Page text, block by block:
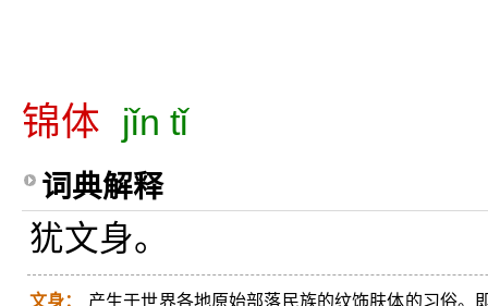
锦体 jǐn tǐ
词典解释
犹文身。
文身：
产生于世界各地原始部落民族的纹饰肤体的习俗。